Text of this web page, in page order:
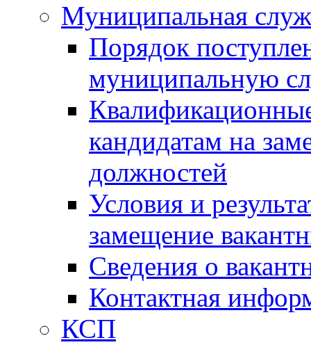
Муниципальная
Порядок
муниципальную
кандидатам на
должностей
Условия и
замещение
Сведения о
Контактная
КСП